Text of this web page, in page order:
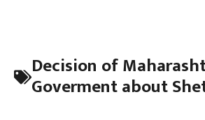
Decision of
Goverment about